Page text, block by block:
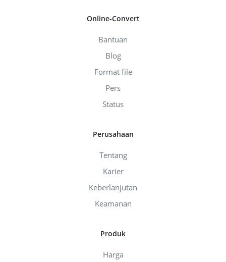
Online-Convert
Bantuan
Blog
Format file
Pers
Status
Perusahaan
Tentang
Karier
Keberlanjutan
Keamanan
Produk
Harga